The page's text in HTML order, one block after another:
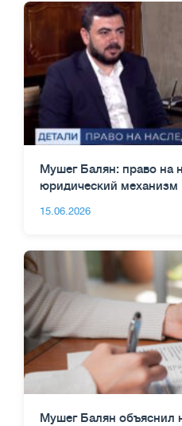
Мушег Балян: право на
юридический механизм
15.06.2026
Мушег Балян объяснил